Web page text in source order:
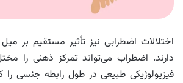
اختلالات اضطرابی نیز تأثیر مستقیم بر
دارند. اضطراب می‌تواند تمرکز ذهنی را
فیزیولوژیکی طبیعی در طول رابطه جنسی